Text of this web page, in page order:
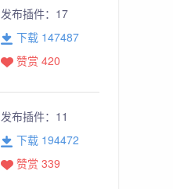
发布插件： 17
下载 147487
赞赏 420
发布插件： 11
下载 194472
赞赏 339